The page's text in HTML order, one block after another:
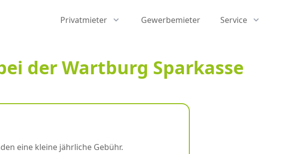
Privatmieter Gewerbemieter Service
der Wartburg Sparkasse
eine kleine jährliche Gebühr.